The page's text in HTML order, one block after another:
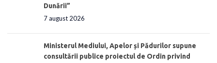
Dunării”
7 august 2026
Ministerul Mediului, Apelor și Pădurilor supune
consultării publice proiectul de Ordin privind